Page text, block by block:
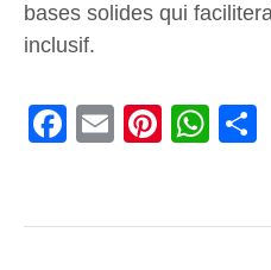
bases solides qui
inclusif.
Facebook
Email Pinterest